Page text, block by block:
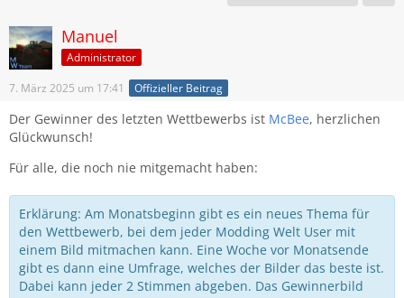
Manuel
Administrator
7. März 2025 um 17:41 Offizieller Beitrag
Der Gewinner des letzten Wettbewerbs ist McBee, herzlichen
Glückwunsch!
Für alle, die noch nie mitgemacht haben:
Erklärung: Am Monatsbeginn gibt es ein neues Thema für
den Wettbewerb, bei dem jeder Modding Welt User mit
einem Bild mitmachen kann. Eine Woche vor Monatsende
gibt es dann eine Umfrage, welches der Bilder das beste ist.
Dabei kann jeder 2 Stimmen abgeben. Das Gewinnerbild